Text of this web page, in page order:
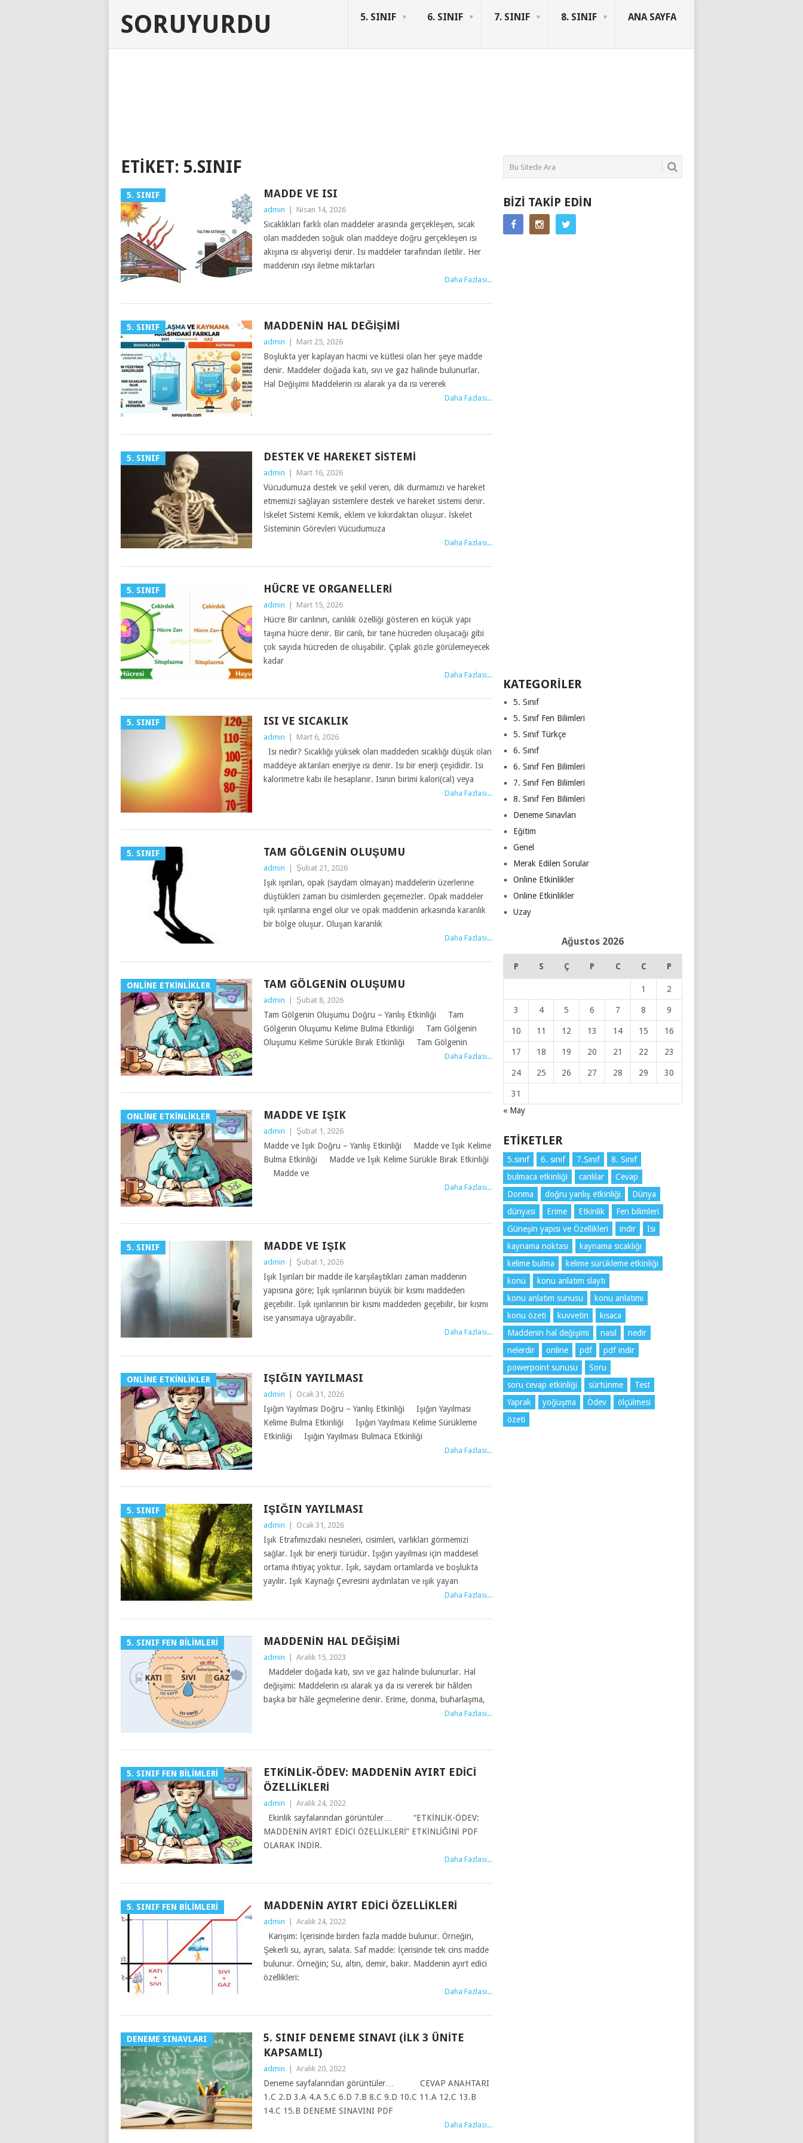
SORUYURDU 5. SINIF 6. SINIF 7. SINIF 8. SINIF ANA SAYFA
ETIKET: 5.SINIF
5. SINIF MADDE VE ISI
admin Nisan 14, 2026
Sıcaklıkları farklı olan maddeler arasında gerçekleşen, sıcak
olan maddeden soğuk olan maddeye doğru gerçekleşen ısı
akışına ısı alışverişi denir. Isı maddeler tarafından iletilir. Her
maddenin ısıyı iletme miktarları
Daha Fazlası...
5. SINIF MADDENIN HAL DEĞIŞIMI
admin Mart 25, 2026
Boşlukta yer kaplayan hacmi ve kütlesi olan her şeye madde
denir. Maddeler doğada katı, sıvı ve gaz halinde bulunurlar.
Hal Değişimi Maddelerin ısı alarak ya da ısı vererek
Daha Fazlası...
5. SINIF DESTEK VE HAREKET SISTEMI
admin Mart 16, 2026
Vücudumuza destek ve şekil veren, dik durmamızı ve hareket
etmemizi sağlayan sistemlere destek ve hareket sistemi denir.
İskelet Sistemi Kemik, eklem ve kıkırdaktan oluşur. İskelet
Sisteminin Görevleri Vücudumuza
Daha Fazlası...
5. SINIF HÜCRE VE ORGANELLERI
admin Mart 15, 2026
Hücre Bir canlının, canlılık özelliği gösteren en küçük yapı
taşına hücre denir. Bir canlı, bir tane hücreden oluşacağı gibi
çok sayıda hücreden de oluşabilir. Çıplak gözle görülemeyecek
kadar
Daha Fazlası...
5. SINIF ISI VE SICAKLIK
admin Mart 6, 2026
Isı nedir? Sıcaklığı yüksek olan maddeden sıcaklığı düşük olan
maddeye aktarılan enerjiye ısı denir. Isı bir enerji çeşididir. Isı
kalorimetre kabı ile hesaplanır. Isının birimi kalori(cal) veya
Daha Fazlası...
5. SINIF TAM GÖLGENIN OLUŞUMU
admin Şubat 21, 2026
Işık ışınları, opak (saydam olmayan) maddelerin üzerlerine
düştükleri zaman bu cisimlerden geçemezler. Opak maddeler
ışık ışınlarına engel olur ve opak maddenin arkasında karanlık
bir bölge oluşur. Oluşan karanlık
Daha Fazlası...
ONLINE ETKINLIKLER TAM GÖLGENIN OLUŞUMU
admin Şubat 8, 2026
Tam Gölgenin Oluşumu Doğru – Yanlış Etkinliği Tam
Gölgenin Oluşumu Kelime Bulma Etkinliği Tam Gölgenin
Oluşumu Kelime Sürükle Bırak Etkinliği Tam Gölgenin
Daha Fazlası...
ONLINE ETKINLIKLER MADDE VE IŞIK
admin Şubat 1, 2026
Madde ve Işık Doğru – Yanlış Etkinliği Madde ve Işık Kelime
Bulma Etkinliği Madde ve Işık Kelime Sürükle Bırak Etkinliği
Madde ve
Daha Fazlası...
5. SINIF MADDE VE IŞIK
admin Şubat 1, 2026
Işık Işınları bir madde ile karşılaştıkları zaman maddenin
yapısına göre; Işık ışınlarının büyük bir kısmı maddeden
geçebilir. Işık ışınlarının bir kısmı maddeden geçebilir, bir kısmı
ise yansımaya uğrayabilir.
Daha Fazlası...
ONLINE ETKINLIKLER IŞIĞIN YAYILMASI
admin Ocak 31, 2026
Işığın Yayılması Doğru – Yanlış Etkinliği Işığın Yayılması
Kelime Bulma Etkinliği Işığın Yayılması Kelime Sürükleme
Etkinliği Işığın Yayılması Bulmaca Etkinliği
Daha Fazlası...
5. SINIF IŞIĞIN YAYILMASI
admin Ocak 31, 2026
Işık Etrafımızdaki nesneleri, cisimleri, varlıkları görmemizi
sağlar. Işık bir enerji türüdür. Işığın yayılması için maddesel
ortama ihtiyaç yoktur. Işık, saydam ortamlarda ve boşlukta
yayılır. Işık Kaynağı Çevresini aydınlatan ve ışık yayan
Daha Fazlası...
5. SINIF FEN BILIMLERI MADDENIN HAL DEĞIŞIMI
admin Aralık 15, 2023
Maddeler doğada katı, sıvı ve gaz halinde bulunurlar. Hal
değişimi: Maddelerin ısı alarak ya da ısı vererek bir hâlden
başka bir hâle geçmelerine denir. Erime, donma, buharlaşma,
Daha Fazlası...
5. SINIF FEN BILIMLERI
ETKINLIK-ÖDEV: MADDENIN AYIRT EDICI
ÖZELLIKLERI
admin Aralık 24, 2022
Ekinlik sayfalarından görüntüler… “ETKİNLİK-ÖDEV:
MADDENİN AYIRT EDİCİ ÖZELLİKLERİ” ETKİNLİĞİNİ PDF
OLARAK İNDİR.
Daha Fazlası...
5. SINIF FEN BILIMLERI MADDENIN AYIRT EDICI ÖZELLIKLERI
admin Aralık 24, 2022
Karışım: İçerisinde birden fazla madde bulunur. Örneğin,
Şekerli su, ayran, salata. Saf madde: İçerisinde tek cins madde
bulunur. Örneğin; Su, altın, demir, bakır. Maddenin ayırt edici
özellikleri:
Daha Fazlası...
DENEME SINAVLARI
5. SINIF DENEME SINAVI (İLK 3 ÜNITE
KAPSAMLI)
admin Aralık 20, 2022
Deneme sayfalarından görüntüler… CEVAP ANAHTARI
1.C 2.D 3.A 4.A 5.C 6.D 7.B 8.C 9.D 10.C 11.A 12.C 13.B
14.C 15.B DENEME SINAVINI PDF
Daha Fazlası...
BIZI TAKIP EDIN
KATEGORILER
5. Sınıf
5. Sınıf Fen Bilimleri
5. Sınıf Türkçe
6. Sınıf
6. Sınıf Fen Bilimleri
7. Sınıf Fen Bilimleri
8. Sınıf Fen Bilimleri
Deneme Sınavları
Eğitim
Genel
Merak Edilen Sorular
Online Etkinlikler
Online Etkinlikler
Uzay
Ağustos 2026
P S Ç P C C P
1 2
3 4 5 6 7 8 9
10 11 12 13 14 15 16
17 18 19 20 21 22 23
24 25 26 27 28 29 30
31
« May
ETIKETLER
5.sınıf 6. sınıf 7.Sınıf
8. Sınıf
bulmaca etkinliği
canlılar
Cevap
Donma
doğru yanlış etkinliği
Dünya
dünyası
Erime Etkinlik
Fen bilimleri
Güneşin yapısı ve Özellikleri
indir
Isı
kaynama noktası
kaynama sıcaklığı
kelime bulma
kelime sürükleme etkinliği
konu
konu anlatım slaytı
konu anlatım sunusu
konu anlatımı
konu özeti
kuvvetin
kısaca
Maddenin hal değişimi
nasıl
nedir
nelerdir
online pdf
pdf indir
powerpoint sunusu
Soru
soru cevap etkinliği
sürtünme
Test
Yaprak
yoğuşma Ödev
ölçülmesi
özeti